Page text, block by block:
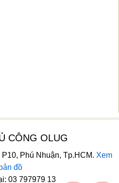
CÔNG OLUG
Phú Nhuận, Tp.HCM. Xem
bản đồ
03 797979 13